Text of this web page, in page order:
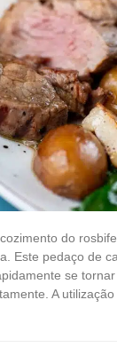
do
Este pedaço de
se
A